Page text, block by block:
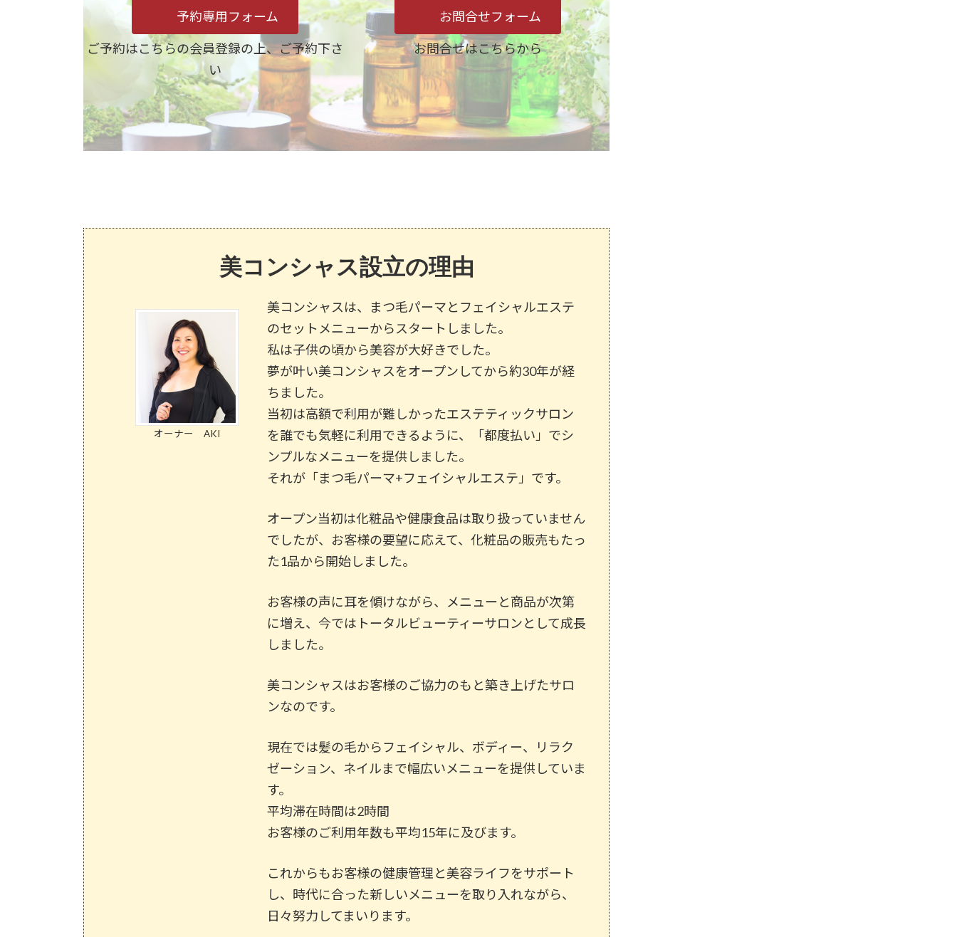
予約専用フォーム
ご予約はこちらの会員登録の上、ご予約下さ
い
お問合せフォーム
お問合せはこちらから
美コンシャス設立の理由
オーナー AKI
美コンシャスは、まつ毛パーマとフェイシャルエステ
のセットメニューからスタートしました。
私は子供の頃から美容が大好きでした。
夢が叶い美コンシャスをオープンしてから約30年が経
ちました。
当初は高額で利用が難しかったエステティックサロン
を誰でも気軽に利用できるように、「都度払い」でシ
ンプルなメニューを提供しました。
それが「まつ毛パーマ+フェイシャルエステ」です。
オープン当初は化粧品や健康食品は取り扱っていません
でしたが、お客様の要望に応えて、化粧品の販売もたっ
た1品から開始しました。
お客様の声に耳を傾けながら、メニューと商品が次第
に増え、今ではトータルビューティーサロンとして成長
しました。
美コンシャスはお客様のご協力のもと築き上げたサロ
ンなのです。
現在では髪の毛からフェイシャル、ボディー、リラク
ゼーション、ネイルまで幅広いメニューを提供していま
す。
平均滞在時間は2時間
お客様のご利用年数も平均15年に及びます。
これからもお客様の健康管理と美容ライフをサポート
し、時代に合った新しいメニューを取り入れながら、
日々努力してまいります。